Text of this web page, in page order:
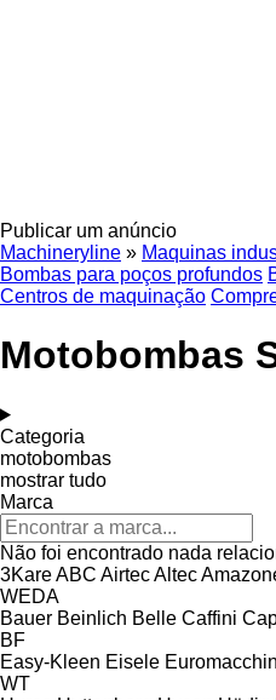
Publicar um anúncio
Machineryline » Maquinas
Bombas para poços profundos
Centros de maquinação
Motobombas
Categoria
motobombas
mostrar tudo
Marca
Não foi encontrado nada
3KareABC AirtecAltec
WEDA
Bauer Beinlich Belle Caffini
BF
Easy-Kleen Eisele
WT